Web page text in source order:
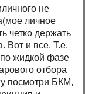
не
личное
четко держать
Вот и все. Т.е.
жидкой фазе
отбора
посмотри БКМ,